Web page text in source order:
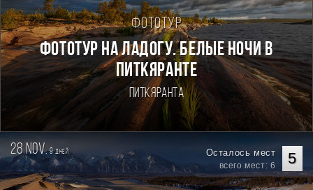
Фототур
Фототур на Ладогу. Белые ночи в
Питкяранте
Питкяранта
28 nov.9дней 5
Осталось мест
всего мест: 6